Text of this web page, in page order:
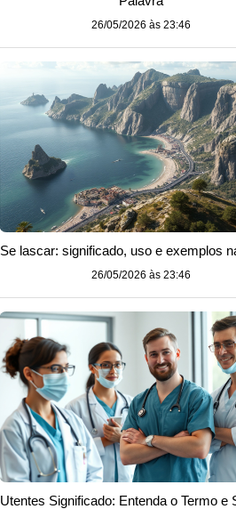
26/05/2026 às 23:46
Se lascar: significado, uso e exemplos
26/05/2026 às 23:46
Utentes Significado: Entenda o Termo e